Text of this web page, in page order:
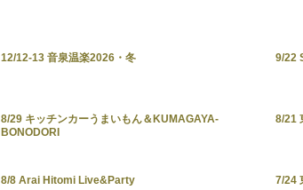
12/12-13 音泉温楽2026・冬 9/22
8/29 キッチンカーうまいもん＆KUMAGAYA-
BONODORI
8/21
8/8 Arai Hitomi Live&Party 7/24